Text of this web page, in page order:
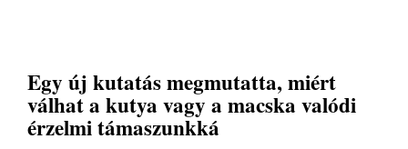
Egy új kutatás megmutatta, miért
válhat a kutya vagy a macska valódi
érzelmi támaszunkká